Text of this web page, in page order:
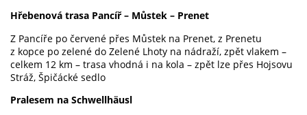
Hřebenová trasa Pancíř – Můstek – Prenet
Z Pancíře po červené přes Můstek na Prenet, z Prenetu
z kopce po zelené do Zelené Lhoty na nádraží, zpět vlakem –
celkem 12 km – trasa vhodná i na kola – zpět lze přes Hojsovu
Stráž, Špičácké sedlo
Pralesem na Schwellhäusl